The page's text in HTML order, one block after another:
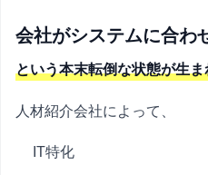
会社がシステムに合わ
という本末転倒な状態が生ま
人材紹介会社によって、
IT特化